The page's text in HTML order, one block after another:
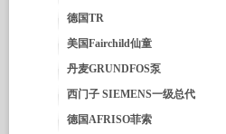
德国TR
美国Fairchild仙童
丹麦GRUNDFOS泵
西门子 SIEMENS一级总代
德国AFRISO菲索